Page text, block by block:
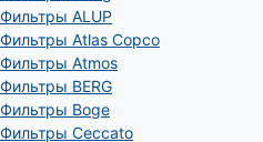
Фильтры ALUP
Фильтры Atlas Copco
Фильтры Atmos
Фильтры BERG
Фильтры Boge
Фильтры Ceccato